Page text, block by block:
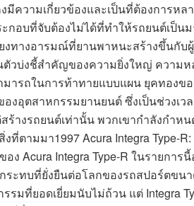
ความเกี่ยวข้องและเป็นที่ต้องการหล
อบที่จับต้องไม่ได้ที่ทำให้รถยนต์เป็นม
งทางอารมณ์ที่ยานพาหนะสร้างขึ้นกั
วบ่งชี้สำคัญของความยิ่งใหญ่ ความห
ารถในการท้าทายแบบแผน ยุคทองขอ
องอุตสาหกรรมยานยนต์ ซึ่งเป็นช่วงเ
ร้างรถยนต์เท่านั้น พวกเขากำลังกำห
ตามมา1997 Acura Integra Type-
Acura Integra Type-R ในรายการ
ระทบที่ยั่งยืนต่อโลกของรถสปอร์ตขน
มที่ยอดเยี่ยมนับไม่ถ้วน แต่ Integra